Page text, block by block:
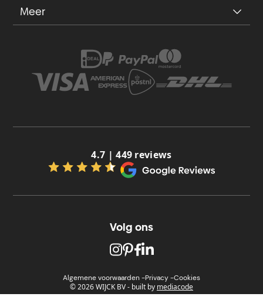
Meer
4.7 | 449 reviews
Volg ons
Algemene voorwaarden -Privacy -Cookies
© 2026 WIJCK BV- built by mediacode